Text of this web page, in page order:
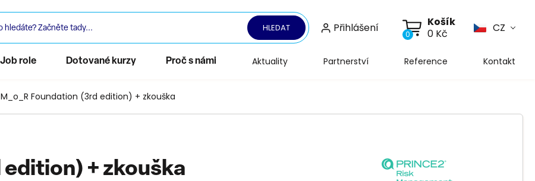
HLEDAT Přihlášení 0
Košík
0 Kč
CZ
Job role Dotované kurzy Proč s námi Aktuality Partnerství Reference Kontakt
M_o_R Foundation (3rd edition) + zkouška
+ zkouška